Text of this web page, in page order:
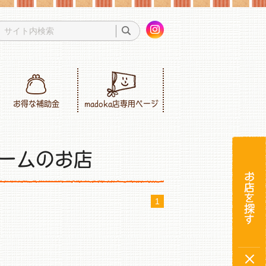
お得な補助金 madoka店専用ページ
ムのお店
1